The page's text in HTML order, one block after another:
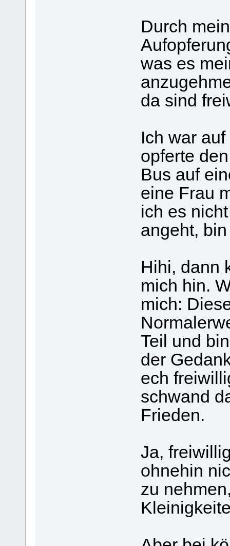
Durch
was es
da sind
Ich war
opferte
Bus auf
eine Frau
ich es
angeht,
Hihi, dann
mich hin.
mich:
Teil und
der
ech
schwand
Frieden.
Ja,
ohnehin
zu